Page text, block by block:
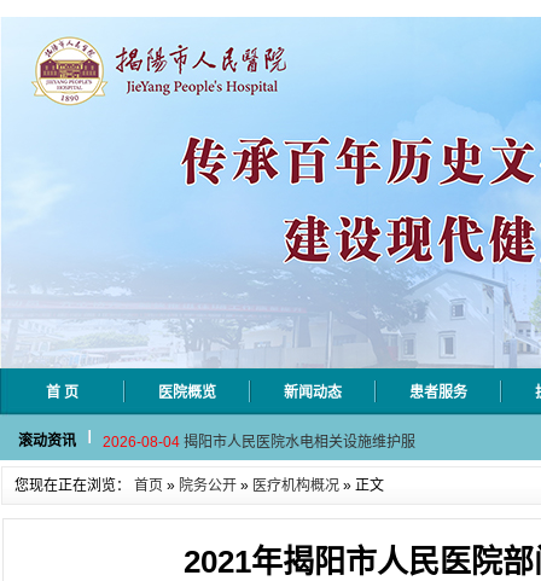
首 页 医院概览 新闻动态 患者服务
滚动资讯
2026-08-06 揭阳市人民医院采集自动对焦相机市
2026-08-04 揭阳市人民医院水电相关设施维护服
2026-07-31 学术聚力！妇儿分论坛精彩收官
2026-07-31 以学术聚合力 | 运动健康分论坛助
揭阳市人民医院水电相关设施维护服
您现在正在浏览： 首页 » 院务公开 » 医疗机构概况 » 正文
2021年揭阳市人民医院